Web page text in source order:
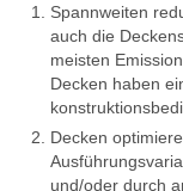
Spannweiten
auch die
meisten
Decken haben
Decken
und/oder durch